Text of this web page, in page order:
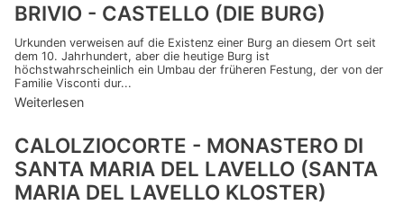
BRIVIO - CASTELLO (DIE BURG)
Urkunden verweisen auf die Existenz einer Burg an diesem Ort seit
dem 10. Jahrhundert, aber die heutige Burg ist
höchstwahrscheinlich ein Umbau der früheren Festung, der von der
Familie Visconti dur...
Weiterlesen
CALOLZIOCORTE - MONASTERO DI
SANTA MARIA DEL LAVELLO (SANTA
MARIA DEL LAVELLO KLOSTER)